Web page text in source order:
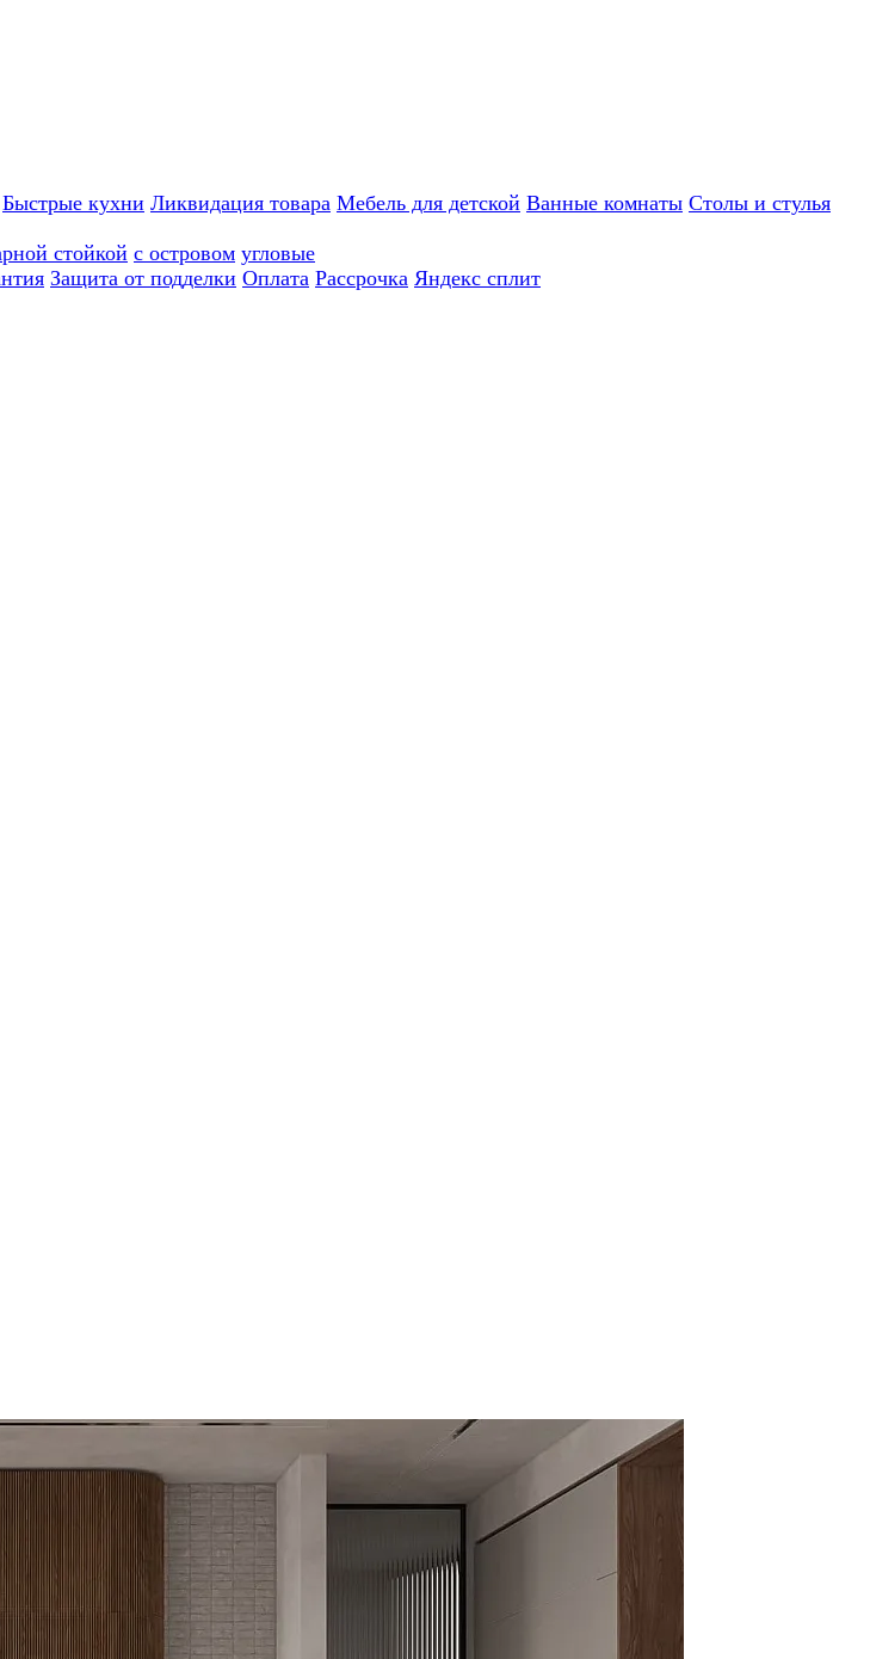
Быстрые кухни Ликвидация товара Мебель для детской Ванные комнаты Столы и стулья
стойкой с островом угловые
Защита от подделки Оплата Рассрочка Яндекс сплит